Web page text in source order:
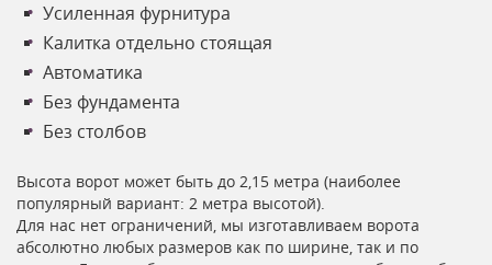
Усиленная фурнитура
Калитка отдельно стоящая
Автоматика
Без фундамента
Без столбов
Высота ворот может быть до 2,15 метра (наиболее
популярный вариант: 2 метра высотой).
Для нас нет ограничений, мы изготавливаем ворота
абсолютно любых размеров как по ширине, так и по